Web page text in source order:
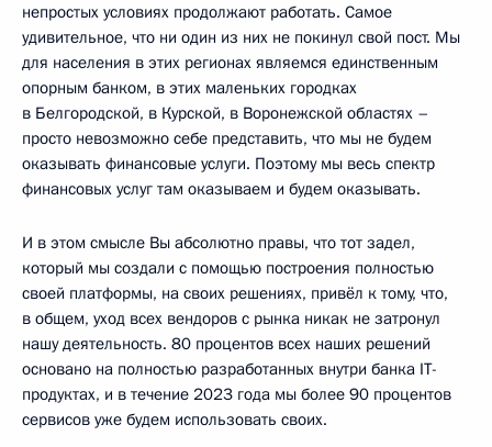
непростых условиях продолжают работать. Самое
удивительное, что ни один из них не покинул свой пост. Мы
для населения в этих регионах являемся единственным
опорным банком, в этих маленьких городках
в Белгородской, в Курской, в Воронежской областях –
просто невозможно себе представить, что мы не будем
оказывать финансовые услуги. Поэтому мы весь спектр
финансовых услуг там оказываем и будем оказывать.
И в этом смысле Вы абсолютно правы, что тот задел,
который мы создали с помощью построения полностью
своей платформы, на своих решениях, привёл к тому, что,
в общем, уход всех вендоров с рынка никак не затронул
нашу деятельность. 80 процентов всех наших решений
основано на полностью разработанных внутри банка IT-
продуктах, и в течение 2023 года мы более 90 процентов
сервисов уже будем использовать своих.